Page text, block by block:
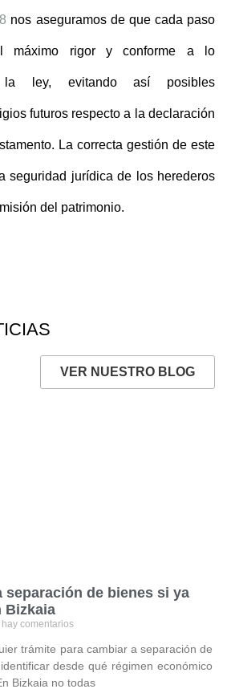
nos aseguramos de que cada paso
máximo rigor y conforme a lo
la ley, evitando así posibles
futuros respecto a la declaración
. La correcta gestión de este
seguridad jurídica de los herederos
del patrimonio.
VER NUESTRO BLOG
separación de bienes si ya
Bizkaia
comentarios
trámite para cambiar a separación de
desde qué régimen económico
Bizkaia no todas